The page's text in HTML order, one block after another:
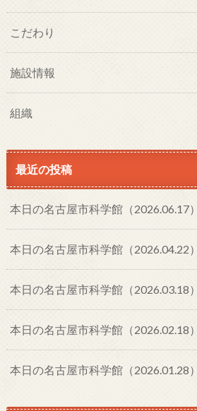
こだわり
施設情報
組織
最近の投稿
本日の名古屋市科学館（2026.06.17）
本日の名古屋市科学館（2026.04.22）
本日の名古屋市科学館（2026.03.18）
本日の名古屋市科学館（2026.02.18）
本日の名古屋市科学館（2026.01.28）